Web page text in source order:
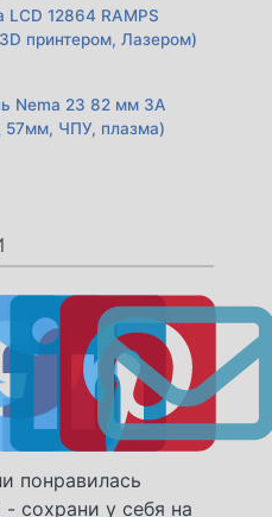
LCD 12864 RAMPS
принтером, Лазером)
грн.
Nema 23 82 мм 3А
57мм, ЧПУ, плазма)
понравилась
сохрани у себя на